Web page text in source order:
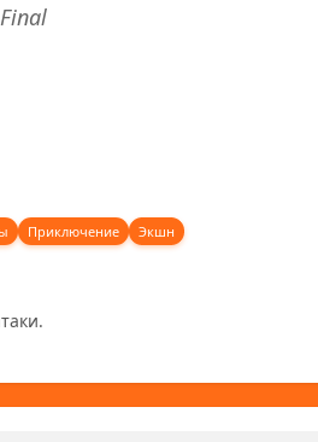
Приключение Экшн